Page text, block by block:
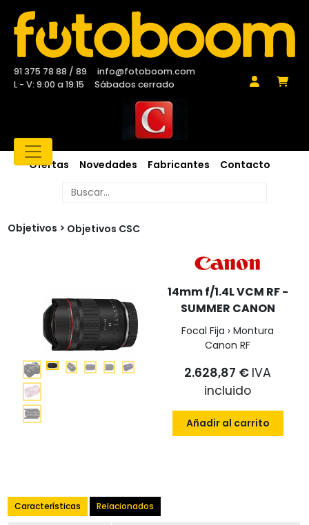
91 375 78 88 / 89
info@fotoboom.com
L - V: 9:00 a 19:15
Sábados cerrado
Ofertas Novedades Fabricantes Contacto
Objetivos Objetivos CSC
14mm f/1.4L VCM RF -
SUMMER CANON
Focal Fija › Montura
Canon RF
2.628,87 € IVA
incluido
Añadir al carrito
Características Relacionados